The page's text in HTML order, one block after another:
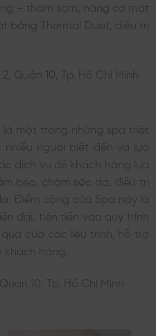
– thâm sạm, nâng cơ mặt
bằng Thermal Duet, điều trị
Quận 10, Tp. Hồ Chí Minh
là một trong những spa triệt
nhiều người biết đến và lựa
dịch vụ để khách hàng lựa
béo, chăm sóc da, điều trị
Điểm cộng của Spa này là
đại, tiên tiến vào quy trình
của các liệu trình, hỗ trợ
hàng.
10, Tp. Hồ Chí Minh